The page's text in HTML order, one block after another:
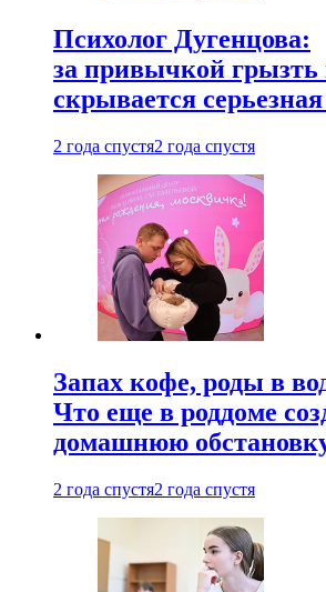
Психолог Дугенцова:
за привычкой грызть
скрывается
2 года спустя2 года спустя
Запах кофе, роды в
Что еще в роддоме
домашнюю
2 года спустя2 года спустя